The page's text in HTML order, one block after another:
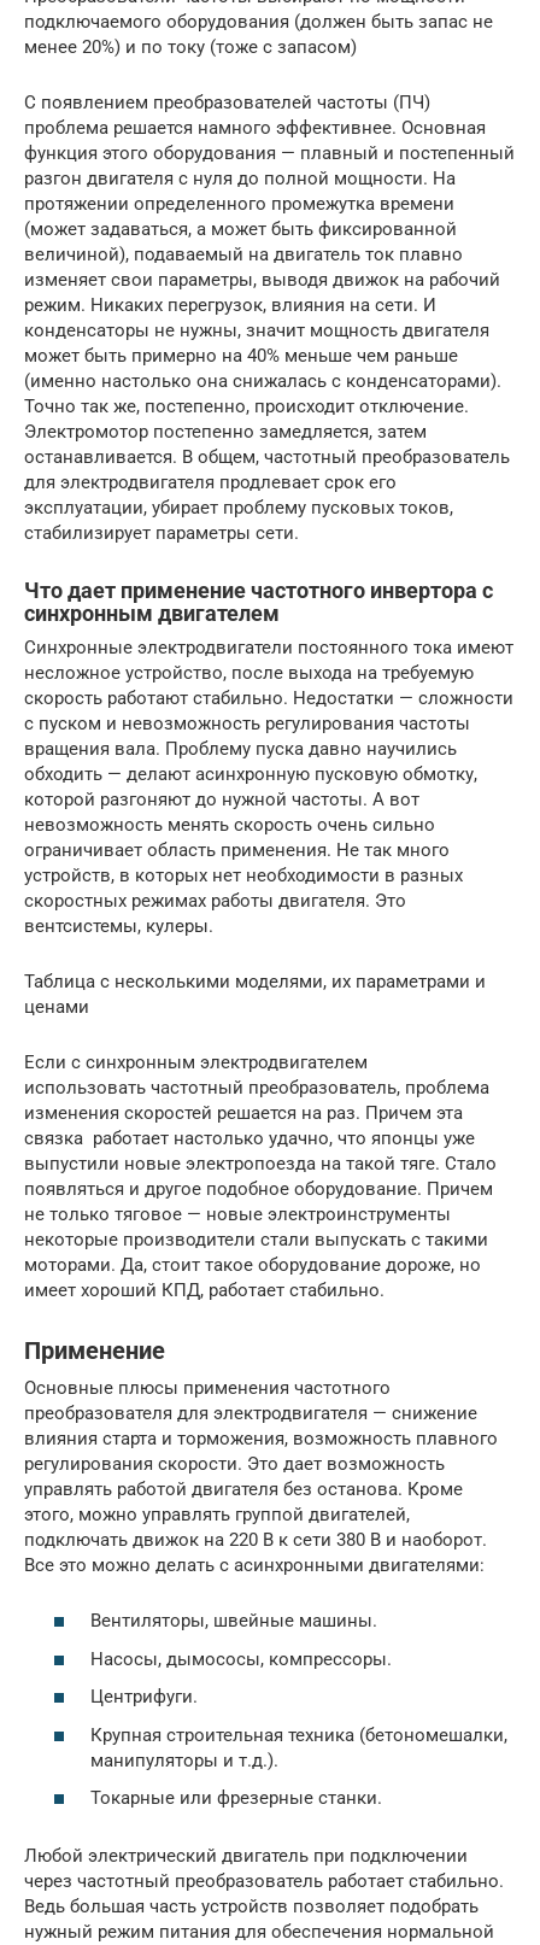
подключаемого оборудования (должен быть запас не
менее 20%) и по току (тоже с запасом)
С появлением преобразователей частоты (ПЧ)
проблема решается намного эффективнее. Основная
функция этого оборудования — плавный и постепенный
разгон двигателя с нуля до полной мощности. На
протяжении определенного промежутка времени
(может задаваться, а может быть фиксированной
величиной), подаваемый на двигатель ток плавно
изменяет свои параметры, выводя движок на рабочий
режим. Никаких перегрузок, влияния на сети. И
конденсаторы не нужны, значит мощность двигателя
может быть примерно на 40% меньше чем раньше
(именно настолько она снижалась с конденсаторами).
Точно так же, постепенно, происходит отключение.
Электромотор постепенно замедляется, затем
останавливается. В общем, частотный преобразователь
для электродвигателя продлевает срок его
эксплуатации, убирает проблему пусковых токов,
стабилизирует параметры сети.
Что дает применение частотного инвертора с
синхронным двигателем
Синхронные электродвигатели постоянного тока имеют
несложное устройство, после выхода на требуемую
скорость работают стабильно. Недостатки — сложности
с пуском и невозможность регулирования частоты
вращения вала. Проблему пуска давно научились
обходить — делают асинхронную пусковую обмотку,
которой разгоняют до нужной частоты. А вот
невозможность менять скорость очень сильно
ограничивает область применения. Не так много
устройств, в которых нет необходимости в разных
скоростных режимах работы двигателя. Это
вентсистемы, кулеры.
Таблица с несколькими моделями, их параметрами и
ценами
Если с синхронным электродвигателем
использовать частотный преобразователь, проблема
изменения скоростей решается на раз. Причем эта
связка работает настолько удачно, что японцы уже
выпустили новые электропоезда на такой тяге. Стало
появляться и другое подобное оборудование. Причем
не только тяговое — новые электроинструменты
некоторые производители стали выпускать с такими
моторами. Да, стоит такое оборудование дороже, но
имеет хороший КПД, работает стабильно.
Применение
Основные плюсы применения частотного
преобразователя для электродвигателя — снижение
влияния старта и торможения, возможность плавного
регулирования скорости. Это дает возможность
управлять работой двигателя без останова. Кроме
этого, можно управлять группой двигателей,
подключать движок на 220 В к сети 380 В и наоборот.
Все это можно делать с асинхронными двигателями:
Вентиляторы, швейные машины.
Насосы, дымососы, компрессоры.
Центрифуги.
Крупная строительная техника (бетономешалки,
манипуляторы и т.д.).
Токарные или фрезерные станки.
Любой электрический двигатель при подключении
через частотный преобразователь работает стабильно.
Ведь большая часть устройств позволяет подобрать
нужный режим питания для обеспечения нормальной